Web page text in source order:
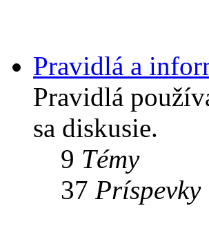
Pravidlá a
Pravidlá
sa diskusie.
9 Témy
37 Príspevky